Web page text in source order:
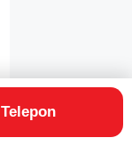
Telepon